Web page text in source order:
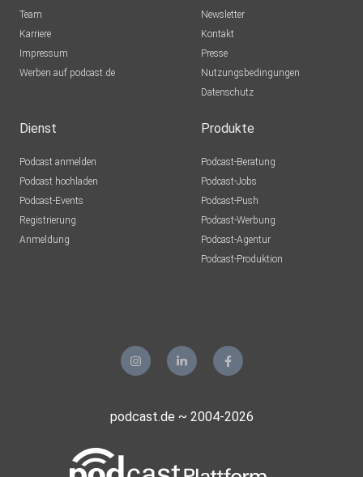
Team
Karriere
Impressum
Werben auf podcast.de
Newsletter
Kontakt
Presse
Nutzungsbedingungen
Datenschutz
Dienst
Podcast anmelden
Podcast hochladen
Podcast-Events
Registrierung
Anmeldung
Produkte
Podcast-Beratung
Podcast-Jobs
Podcast-Push
Podcast-Werbung
Podcast-Agentur
Podcast-Produktion
podcast.de ~ 2004-2026